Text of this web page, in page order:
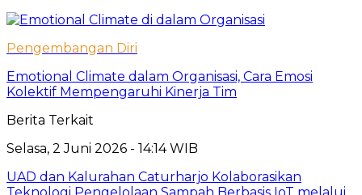
Pengembangan Diri
Emotional Climate dalam Organisasi, Cara Emosi
Kolektif Mempengaruhi Kinerja Tim
Berita Terkait
Selasa, 2 Juni 2026 - 14:14 WIB
UAD dan Kalurahan Caturharjo Kolaborasikan
Teknologi Pengelolaan Sampah Berbasis IoT melalui